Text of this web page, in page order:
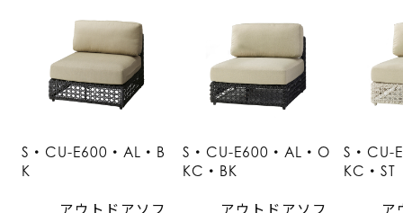
S・CU-E600・AL・B
K
アウトドアソフ
S・CU-E600・AL・O
KC・BK
アウトドアソフ
S・CU-
KC・ST
ア